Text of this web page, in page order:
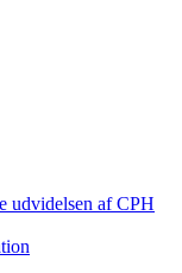
udvidelsen af CPH